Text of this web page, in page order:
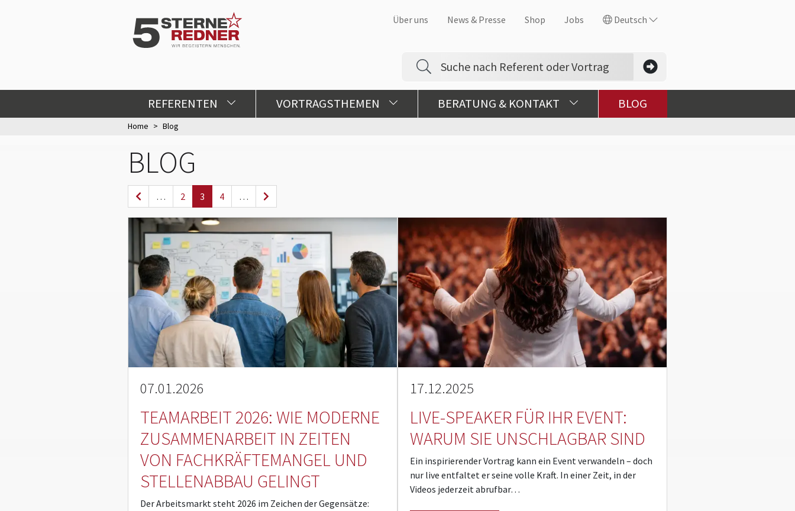
Über uns News & Presse Shop Jobs Deutsch
REFERENTEN VORTRAGSTHEMEN BERATUNG & KONTAKT BLOG
Home Blog
BLOG
… 2 3 4 …
07.01.2026
TEAMARBEIT 2026: WIE MODERNE
ZUSAMMENARBEIT IN ZEITEN
VON FACHKRÄFTEMANGEL UND
STELLENABBAU GELINGT
Der Arbeitsmarkt steht 2026 im Zeichen der Gegensätze:
17.12.2025
LIVE-SPEAKER FÜR IHR EVENT:
WARUM SIE UNSCHLAGBAR SIND
Ein inspirierender Vortrag kann ein Event verwandeln – doch
nur live entfaltet er seine volle Kraft. In einer Zeit, in der
Videos jederzeit abrufbar…